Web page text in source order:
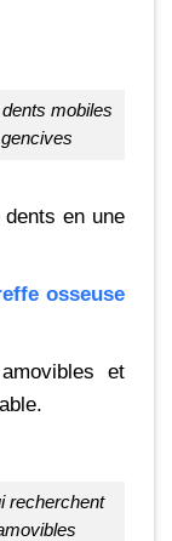
dents en une
osseuse
et